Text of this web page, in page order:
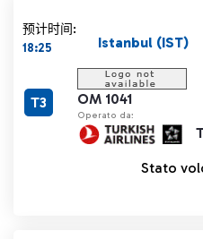
预计时间:
18:25
OM 1041
Operato da:
Istanbul (IST)
T3
Stato